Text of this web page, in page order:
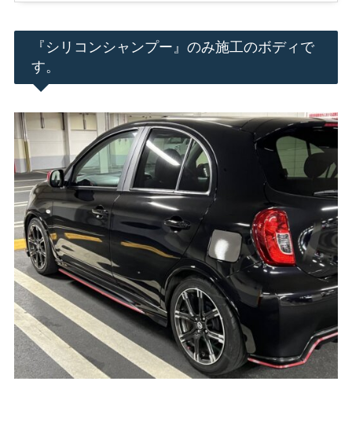
『シリコンシャンプー』のみ施工のボディで
す。